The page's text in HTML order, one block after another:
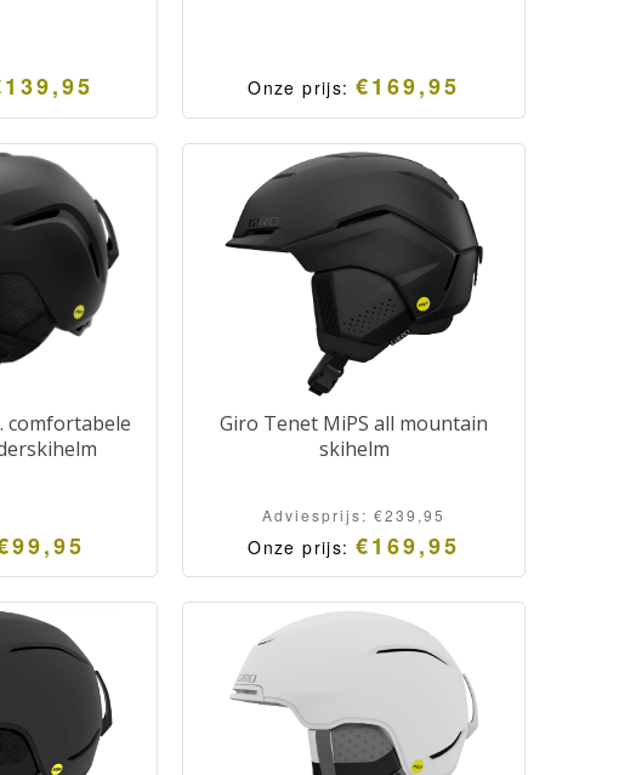
139,95 Onze prijs: €169,95
comfortabele
99,95
Giro Tenet MiPS all mountain
skihelm
Adviesprijs:€239,95
Onze prijs: €169,95